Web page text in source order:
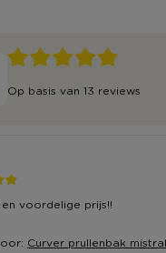
Op basis van 13 reviews
voordelige prijs!!
Curver prullenbak